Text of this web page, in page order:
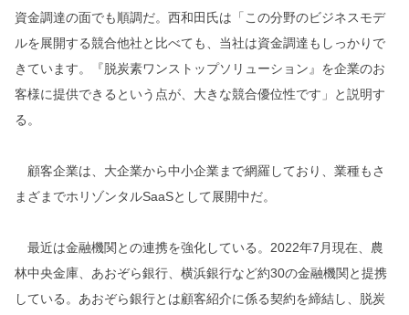
資金調達の面でも順調だ。西和田氏は「この分野のビジネスモデ
ルを展開する競合他社と比べても、当社は資金調達もしっかりで
きています。『脱炭素ワンストップソリューション』を企業のお
客様に提供できるという点が、大きな競合優位性です」と説明す
る。
顧客企業は、大企業から中小企業まで網羅しており、業種もさ
まざまでホリゾンタルSaaSとして展開中だ。
最近は金融機関との連携を強化している。2022年7月現在、農
林中央金庫、あおぞら銀行、横浜銀行など約30の金融機関と提携
している。あおぞら銀行とは顧客紹介に係る契約を締結し、脱炭